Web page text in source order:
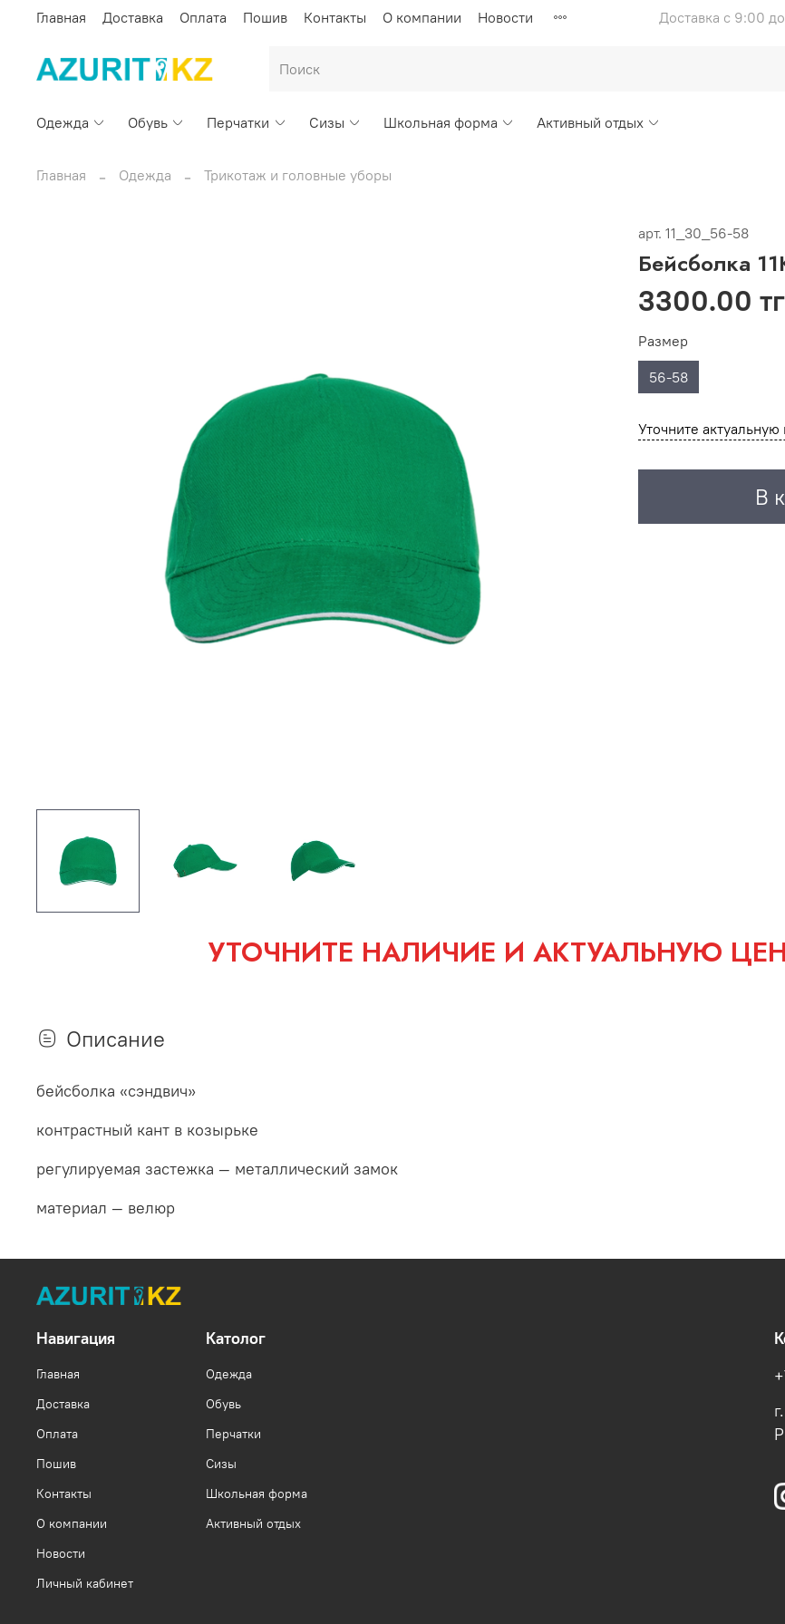
Главная Доставка Оплата Пошив Контакты О компании Новости Доставка с 9:00
Одежда Обувь Перчатки Сизы Школьная форма Активный отдых
Главная Одежда Трикотаж и головные уборы
арт. 11_30_56-58
Бейсболка
3300.00 тг
Уточните
В
Размер
56-58
УТОЧНИТЕ НАЛИЧИЕ И АКТУАЛЬНУЮ
Описание
бейсболка «сэндвич»
контрастный кант в козырьке
регулируемая застежка — металлический замок
материал — велюр
Навигация
Главная
Доставка
Оплата
Пошив
Контакты
О компании
Новости
Личный кабинет
Католог
Одежда
Обувь
Перчатки
Сизы
Школьная форма
Активный отдых